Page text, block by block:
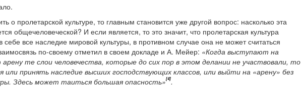
о пролетарской культуре, то главным становится уже другой вопрос: насколько эта
общечеловеческой? И если является, то это значит, что пролетарская культура
себе все наследие мировой культуры, в противном случае она не может считаться
по-своему отметил в своем докладе и А. Мейер: «Когда выступают на
арену те слои человечества, которые до сих пор в этом делании не участвовали, то
или принять наследие высших господствующих классов, или выйти на «арену» без
Здесь может таиться большая опасность»[4].